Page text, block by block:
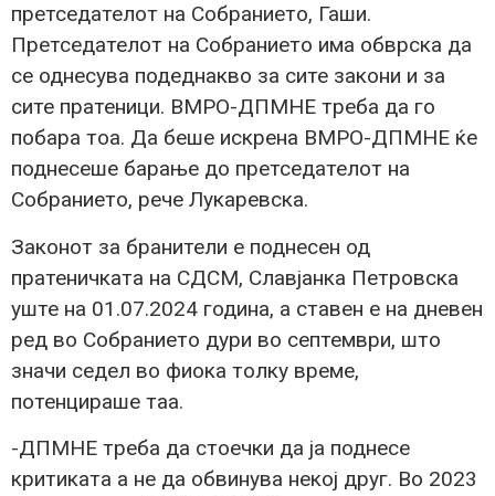
претседателот на Собранието, Гаши.
Претседателот на Собранието има обврска да
се однесува подеднакво за сите закони и за
сите пратеници. ВМРО-ДПМНЕ треба да го
побара тоа. Да беше искрена ВМРО-ДПМНЕ ќе
поднесеше барање до претседателот на
Собранието, рече Лукаревска.
Законот за бранители е поднесен од
пратеничката на СДСМ, Славјанка Петровска
уште на 01.07.2024 година, а ставен е на дневен
ред во Собранието дури во септември, што
значи седел во фиока толку време,
потенцираше таа.
-ДПМНЕ треба да стоечки да ја поднесе
критиката а не да обвинува некој друг. Во 2023